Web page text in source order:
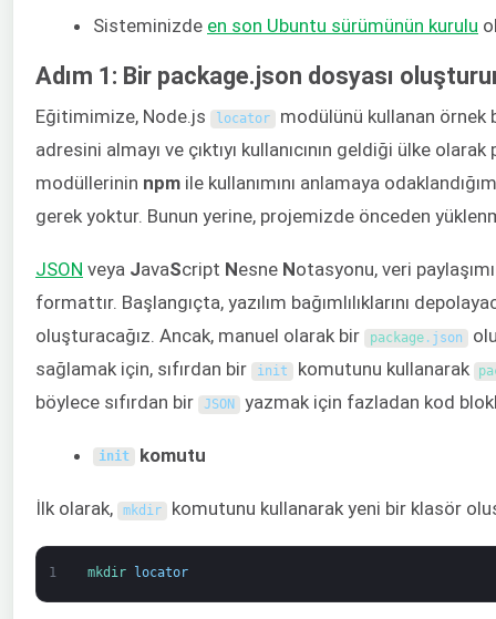
Sisteminizde en son Ubuntu sürümünün kurulu
Adım 1: Bir package.json dosyası
Eğitimimize, Node.js locator modülünü kullanan örnek
adresini almayı ve çıktıyı kullanıcının geldiği ülke
modüllerinin npm ile kullanımını anlamaya
gerek yoktur. Bunun yerine, projemizde önceden
JSON veya JavaScript Nesne Notasyonu, veri
formattır. Başlangıçta, yazılım bağımlılıklarını
oluşturacağız. Ancak, manuel olarak bir
package. json
sağlamak için, sıfırdan bir
init komutunu kullanarak
böylece sıfırdan bir JSON yazmak için fazladan kod
init komutu
İlk olarak, mkdir komutunu kullanarak yeni bir klasör
1 mkdir locator